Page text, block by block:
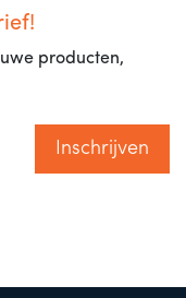
producten,
Inschrijven